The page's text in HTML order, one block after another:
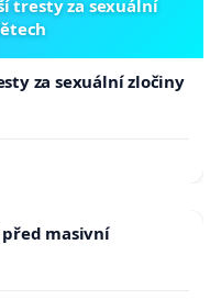
tresty za sexuální
za sexuální zločiny
masivní